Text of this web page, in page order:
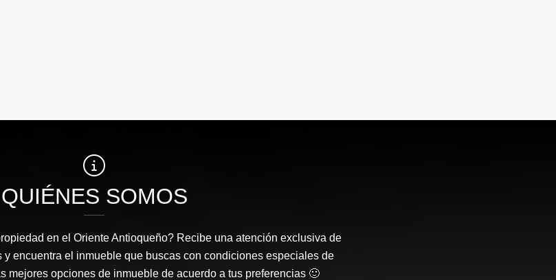
QUIÉNES SOMOS
en el Oriente Antioqueño? Recibe una atención exclusiva de
y encuentra el inmueble que buscas con condiciones especiales de
mejores opciones de inmueble de acuerdo a tus preferencias 🙂